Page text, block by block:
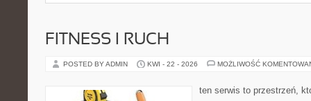
FITNESS I RUCH
POSTED BY ADMIN KWI - 22 - 2026 MOŻLIWOŚĆ
ten serwis to przestrzeń,